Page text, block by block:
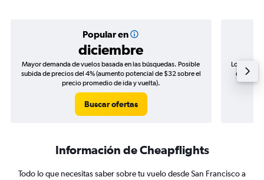
Popular en
diciembre
Mayor demanda de vuelos basada en las búsquedas. Posible
subida de precios del 4% (aumento potencial de $32 sobre el
precio promedio de ida y vuelta).
Buscar ofertas
Los
de
Información de Cheapflights
Todo lo que necesitas saber sobre tu vuelo desde San Francisco a